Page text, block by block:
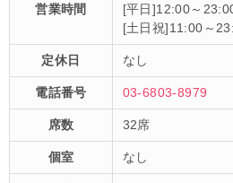
営業時間
[平日]12:00～
[土日祝]11:00～
定休日 なし
電話番号 03-6803-8979
席数 32席
個室 なし